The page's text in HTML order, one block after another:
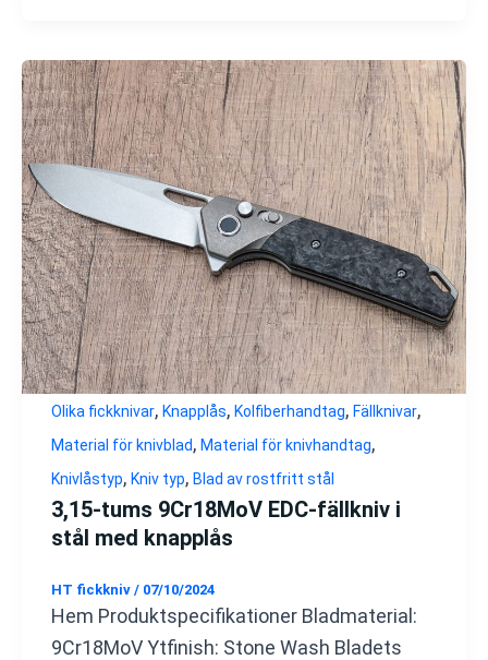
Olika fickknivar, Knapplås, Kolfiberhandtag, Fällknivar,
Material för knivblad, Material för knivhandtag,
Knivlåstyp, Kniv typ, Blad av rostfritt stål
3,15-tums 9Cr18MoV EDC-fällkniv i
stål med knapplås
HT fickkniv / 07/10/2024
Hem Produktspecifikationer Bladmaterial:
9Cr18MoV Ytfinish: Stone Wash Bladets